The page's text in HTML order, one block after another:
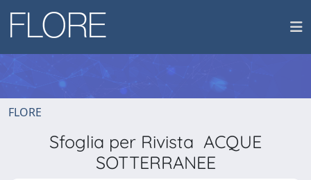
FLORE
Sfoglia per Rivista ACQUE
SOTTERRANEE